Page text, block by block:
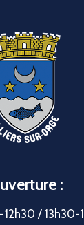
:
/ 13h30-